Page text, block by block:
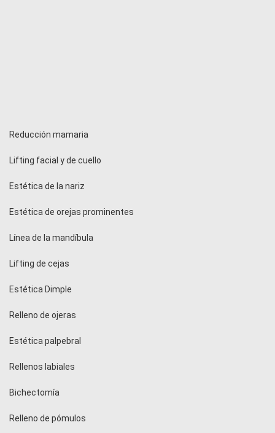
Reducción mamaria
Lifting facial y de cuello
Estética de la nariz
Estética de orejas prominentes
Línea de la mandíbula
Lifting de cejas
Estética Dimple
Relleno de ojeras
Estética palpebral
Rellenos labiales
Bichectomía
Relleno de pómulos